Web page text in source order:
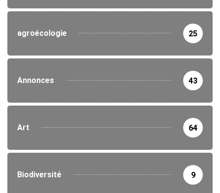
agroécologie 25
Annonces 43
Art 64
Biodiversité 9